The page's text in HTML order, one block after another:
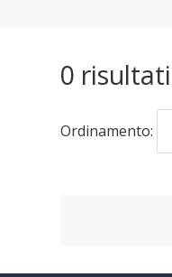
0 risultati
Ordinamento: